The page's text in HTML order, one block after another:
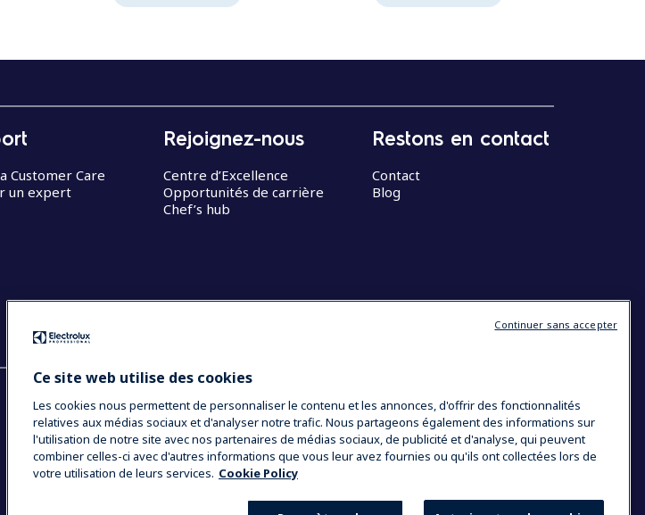
Customer Care
un expert
Rejoignez-nous
Centre d’Excellence
Opportunités de carrière
Chef’s hub
Restons en contact
Contact
Blog
Ce site web utilise des cookies
Les cookies nous permettent de personnaliser le contenu et les annonces, d'offrir des fonctionnalités
relatives aux médias sociaux et d'analyser notre trafic. Nous partageons également des informations sur
l'utilisation de notre site avec nos partenaires de médias sociaux, de publicité et d'analyse, qui peuvent
combiner celles-ci avec d'autres informations que vous leur avez fournies ou qu'ils ont collectées lors de
votre utilisation de leurs services. Cookie Policy
Continuer sans accepter